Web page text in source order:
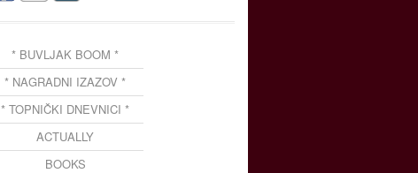
* BUVLJAK BOOM *
* NAGRADNI IZAZOV *
* TOPNIČKI DNEVNICI *
ACTUALLY
BOOKS